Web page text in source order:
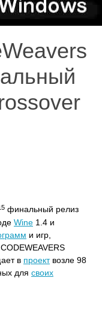
финальный релиз
Wine 1.4 и
и игр,
в проектвозле 98
для своих